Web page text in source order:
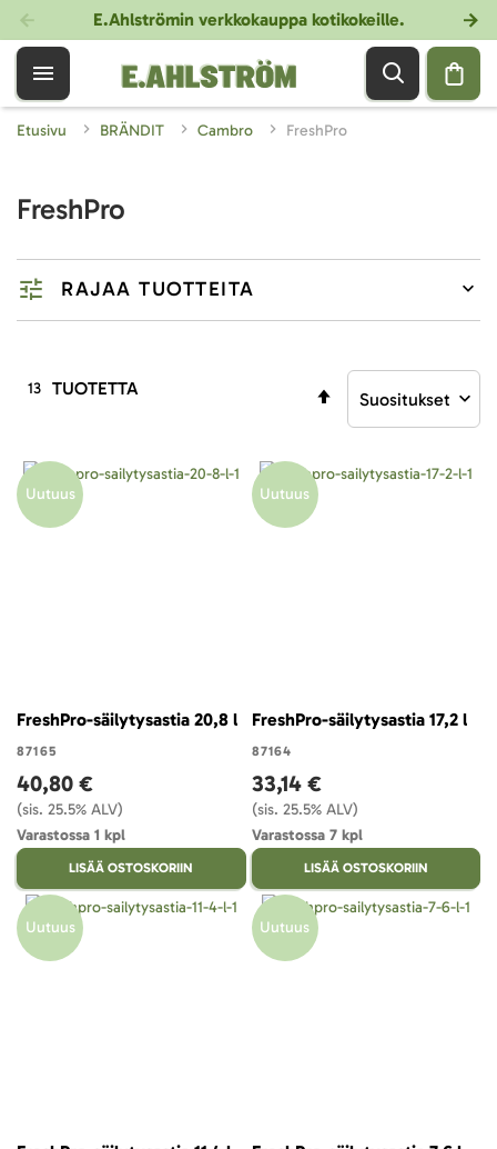
E.Ahlströmin verkkokauppa kotikokeille.
Etusivu BRÄNDIT Cambro FreshPro
FreshPro
13 TUOTETTA
Aseta
Uutuus
FreshPro-säilytysastia 20,8 l
87165
40,80 €
(sis. 25.5% ALV)
Varastossa 1 kpl
LISÄÄ OSTOSKORIIN
Uutuus
FreshPro-säilytysastia 17,2 l
87164
33,14 €
(sis. 25.5% ALV)
Varastossa 7 kpl
LISÄÄ OSTOSKORIIN
Uutuus Uutuus
RAJAA TUOTTEITA